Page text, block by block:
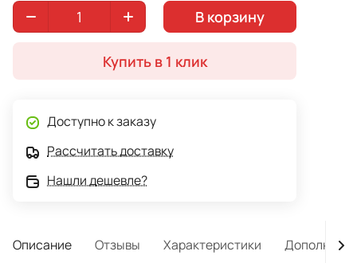
В корзину
Купить в 1 клик
Доступно к заказу
Рассчитать доставку
Нашли дешевле?
Описание Отзывы Характеристики